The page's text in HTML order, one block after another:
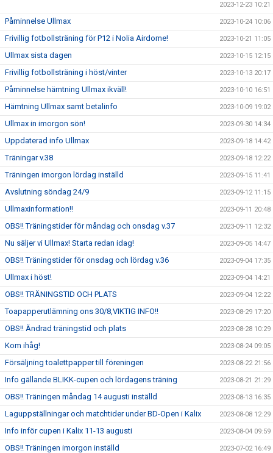
2023-12-23 10:21
Påminnelse Ullmax 2023-10-24 10:06
Frivillig fotbollsträning för P12 i Nolia Airdome! 2023-10-21 11:05
Ullmax sista dagen 2023-10-15 12:15
Frivillig fotbollsträning i höst/vinter 2023-10-13 20:17
Påminnelse hämtning Ullmax ikväll! 2023-10-10 16:51
Hämtning Ullmax samt betalinfo 2023-10-09 19:02
Ullmax in imorgon sön! 2023-09-30 14:34
Uppdaterad info Ullmax 2023-09-18 14:42
Träningar v.38 2023-09-18 12:22
Träningen imorgon lördag inställd 2023-09-15 11:41
Avslutning söndag 24/9 2023-09-12 11:15
Ullmaxinformation!! 2023-09-11 20:48
OBS!! Träningstider för måndag och onsdag v.37 2023-09-11 12:32
Nu säljer vi Ullmax! Starta redan idag! 2023-09-05 14:47
OBS!! Träningstider för onsdag och lördag v.36 2023-09-04 17:35
Ullmax i höst! 2023-09-04 14:21
OBS!! TRÄNINGSTID OCH PLATS 2023-09-04 12:22
Toapapperutlämning ons 30/8,VIKTIG INFO!! 2023-08-29 17:20
OBS!! Ändrad träningstid och plats 2023-08-28 10:29
Kom ihåg! 2023-08-24 09:05
Försäljning toalettpapper till föreningen 2023-08-22 21:56
Info gällande BLIKK-cupen och lördagens träning 2023-08-21 21:29
OBS!! Träningen måndag 14 augusti inställd 2023-08-13 16:35
Laguppställningar och matchtider under BD-Open i Kalix 2023-08-08 12:29
Info inför cupen i Kalix 11-13 augusti 2023-08-04 09:59
OBS!! Träningen imorgon inställd 2023-07-02 16:49